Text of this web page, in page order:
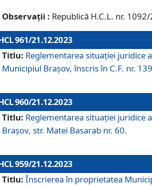
Observații : Republică H.C.L. nr.
961/21.12.2023
Titlu: Reglementarea situației juridice
Municipiul Brașov, înscris în C.F. nr.
960/21.12.2023
Titlu: Reglementarea situației juridice
Brașov, str. Matei Basarab nr. 60.
959/21.12.2023
Titlu: Înscrierea în proprietatea